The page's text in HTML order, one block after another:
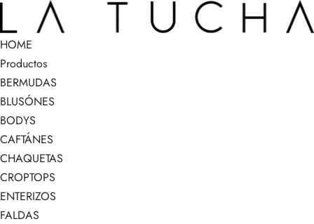
HOME
Productos
BERMUDAS
BLUSÓNES
BODYS
CAFTÁNES
CHAQUETAS
CROPTOPS
ENTERIZOS
FALDAS